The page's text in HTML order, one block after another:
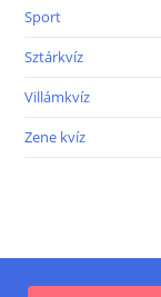
Sport
Sztárkvíz
Villámkvíz
Zene kvíz